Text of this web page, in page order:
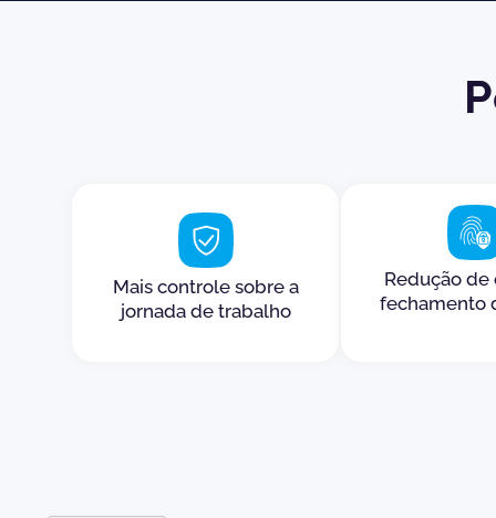
Mais controle sobre a
jornada de trabalho
Redução de
fechamento